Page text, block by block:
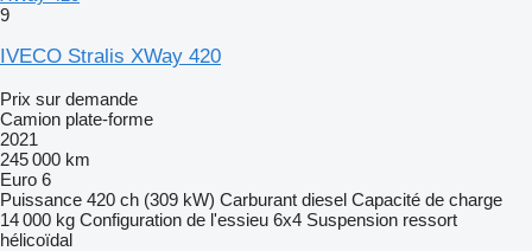
9
IVECO Stralis XWay 420
Prix sur demande
Camion plate-forme
2021
245 000 km
Euro 6
Puissance 420 ch (309 kW) Carburant diesel Capacité de charge
14 000 kg Configuration de l'essieu 6x4 Suspension ressort
hélicoïdal